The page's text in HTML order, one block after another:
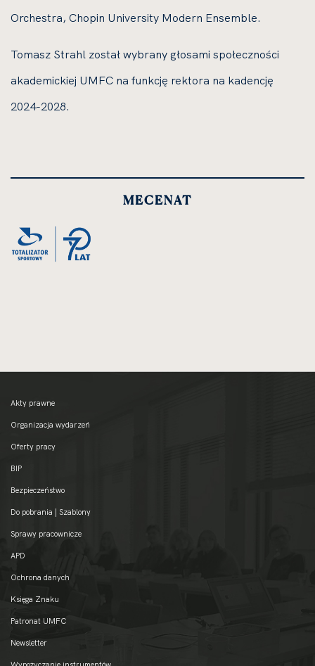
Orchestra, Chopin University Modern Ensemble.
Tomasz Strahl został wybrany głosami społeczności
akademickiej UMFC na funkcję rektora na kadencję
2024-2028.
MECENAT
Akty prawne
Organizacja wydarzeń
Oferty pracy
BIP
Bezpieczeństwo
Do pobrania | Szablony
Sprawy pracownicze
APD
Ochrona danych
Księga Znaku
Patronat UMFC
Newsletter